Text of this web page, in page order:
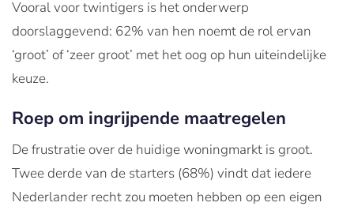
Vooral voor twintigers is het onderwerp
doorslaggevend: 62% van hen noemt de rol ervan
‘groot’ of ‘zeer groot’ met het oog op hun uiteindelijke
keuze.
Roep om ingrijpende maatregelen
De frustratie over de huidige woningmarkt is groot.
Twee derde van de starters (68%) vindt dat iedere
Nederlander recht zou moeten hebben op een eigen